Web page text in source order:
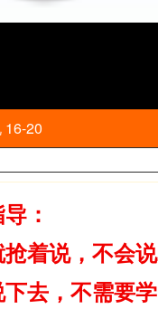
16-20
：
着说，不会
去，不需要